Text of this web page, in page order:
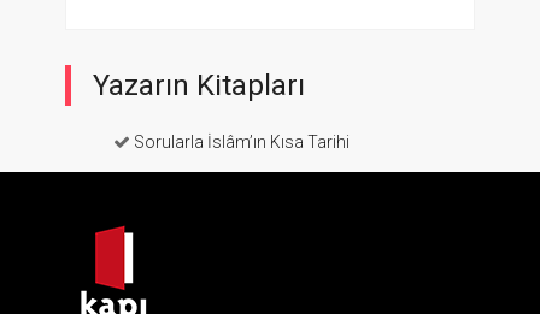
Yazarın Kitapları
Sorularla İslâm’ın Kısa Tarihi